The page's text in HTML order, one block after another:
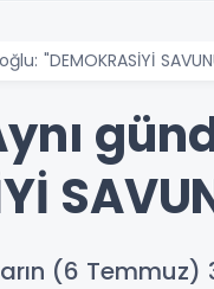
"DEMOKRASİYİ
(6 Temmuz)